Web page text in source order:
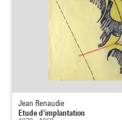
Jean Renaudie
Etude d'implantation